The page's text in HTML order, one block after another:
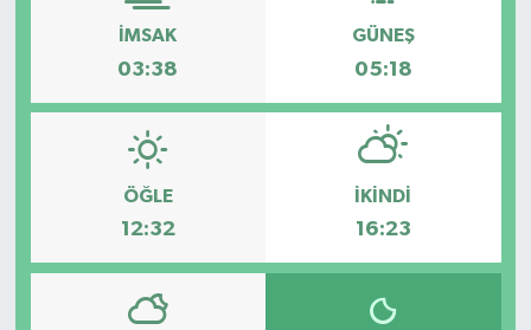
İMSAK
03:38
GÜNEŞ
05:18
ÖĞLE
12:32
İKINDI
16:23